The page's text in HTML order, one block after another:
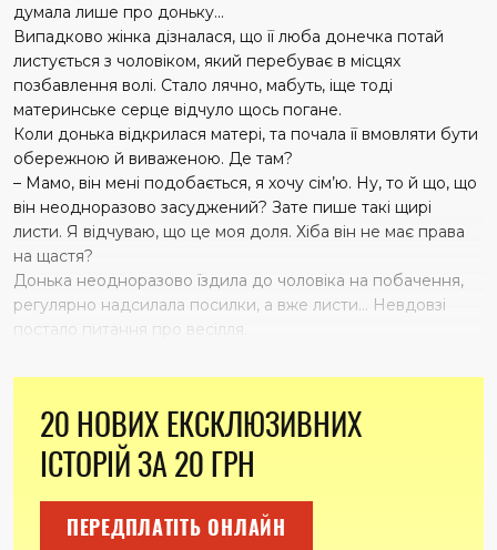
думала лише про доньку...
Випадково жінка дізналася, що її люба донечка потай
листується з чоловіком, який перебуває в місцях
позбавлення волі. Стало лячно, мабуть, іще тоді
материнське серце відчуло щось погане.
Коли донька відкрилася матері, та почала її вмовляти бути
обережною й виваженою. Де там?
– Мамо, він мені подобається, я хочу сім’ю. Ну, то й що, що
він неодноразово засуджений? Зате пише такі щирі
листи. Я відчуваю, що це моя доля. Хіба він не має права
на щастя?
Донька неодноразово їздила до чоловіка на побачення,
регулярно надсилала посилки, а вже листи… Невдовзі
постало питання про весілля.
20 НОВИХ ЕКСКЛЮЗИВНИХ
ІСТОРІЙ ЗА 20 ГРН
ПЕРЕДПЛАТІТЬ ОНЛАЙН